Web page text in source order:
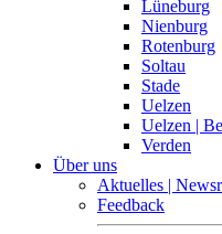
Lüneburg
Nienburg
Rotenburg
Soltau
Stade
Uelzen
Uelzen |
Verden
Über uns
Aktuelles |
Feedback